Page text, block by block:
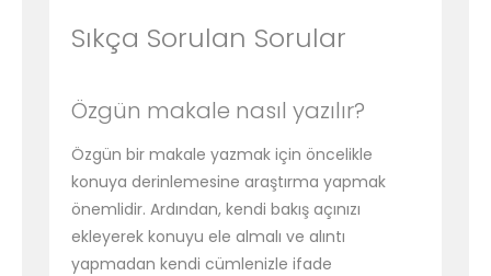
Sıkça Sorulan Sorular
Özgün makale nasıl yazılır?
Özgün bir makale yazmak için öncelikle
konuya derinlemesine araştırma yapmak
önemlidir. Ardından, kendi bakış açınızı
ekleyerek konuyu ele almalı ve alıntı
yapmadan kendi cümlenizle ifade